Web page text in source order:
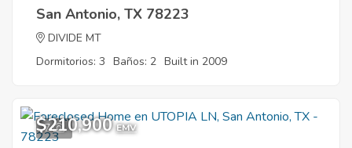
San Antonio, TX 78223
DIVIDE MT
Dormitorios: 3 Baños: 2 Built in 2009
7
$210,900 EMV